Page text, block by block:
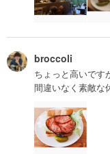
broccoli
ちょっと高いです
間違いなく素敵な